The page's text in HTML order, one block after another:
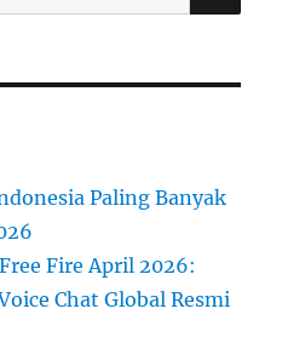
Paling Banyak
Fire April 2026:
Chat Global Resmi